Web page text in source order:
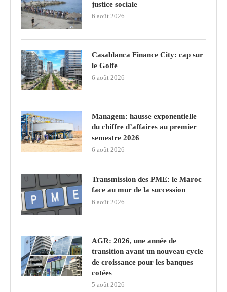
justice sociale
6 août 2026
Casablanca Finance City: cap sur
le Golfe
6 août 2026
Managem: hausse exponentielle
du chiffre d’affaires au premier
semestre 2026
6 août 2026
Transmission des PME: le Maroc
face au mur de la succession
6 août 2026
AGR: 2026, une année de
transition avant un nouveau cycle
de croissance pour les banques
cotées
5 août 2026